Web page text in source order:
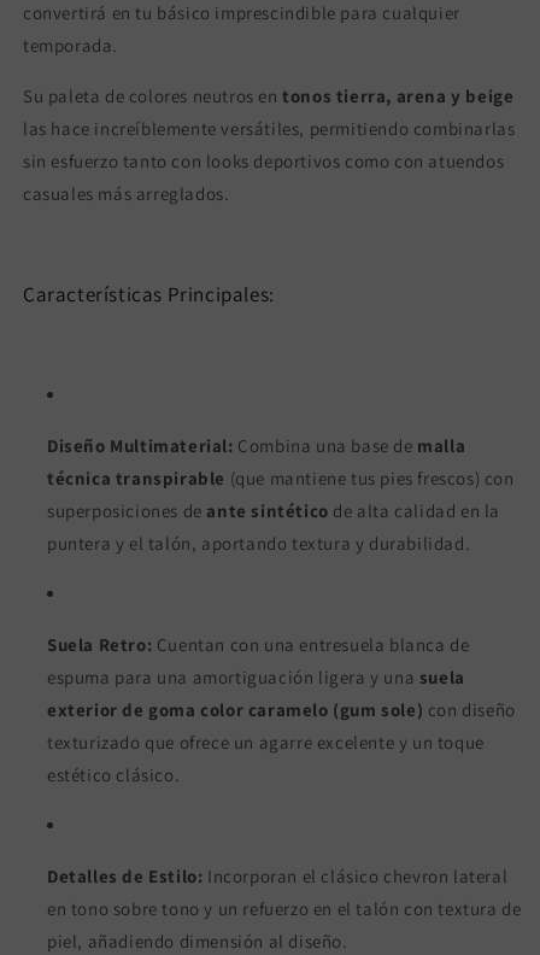
convertirá en tu básico imprescindible para cualquier
temporada.
Su paleta de colores neutros entonos tierra, arena y beige
las hace increíblemente versátiles, permitiendo combinarlas
sin esfuerzo tanto con looks deportivos como con atuendos
casuales más arreglados.
Características Principales:
Diseño Multimaterial: Combina una base de malla
técnica transpirable (que mantiene tus pies frescos) con
superposiciones de ante sintético de alta calidad en la
puntera y el talón, aportando textura y durabilidad.
Suela Retro: Cuentan con una entresuela blanca de
espuma para una amortiguación ligera y una suela
exterior de goma color caramelo (gum sole) con diseño
texturizado que ofrece un agarre excelente y un toque
estético clásico.
Detalles de Estilo: Incorporan el clásico chevron lateral
en tono sobre tono y un refuerzo en el talón con textura de
piel, añadiendo dimensión al diseño.